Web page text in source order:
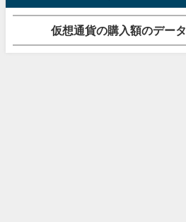
仮想通貨の購入額のデー